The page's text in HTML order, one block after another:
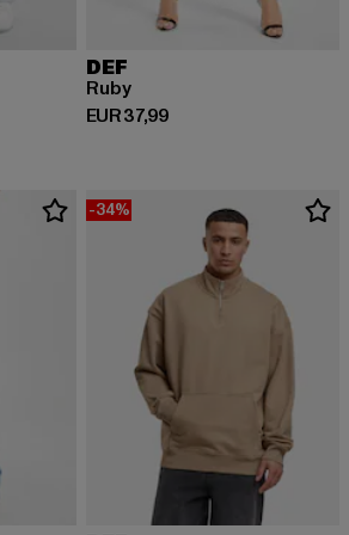
EUR 69,99
DEF
Ruby
EUR 37,99
Huidige prijs: EUR 37,99
-34%